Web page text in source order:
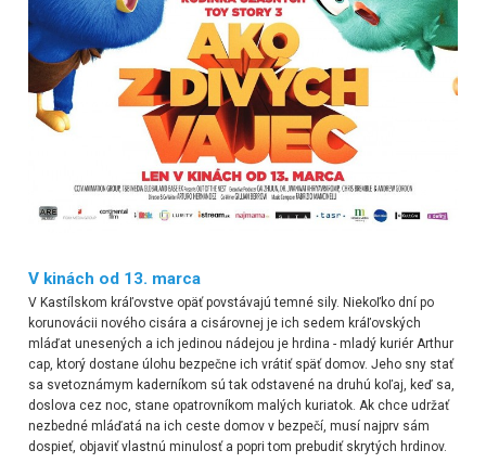
V kinách od 13. marca
V Kastílskom kráľovstve opäť povstávajú temné sily. Niekoľko dní po
korunovácii nového cisára a cisárovnej je ich sedem kráľovských
mláďat unesených a ich jedinou nádejou je hrdina - mladý kuriér Arthur
cap, ktorý dostane úlohu bezpečne ich vrátiť späť domov. Jeho sny stať
sa svetoznámym kaderníkom sú tak odstavené na druhú koľaj, keď sa,
doslova cez noc, stane opatrovníkom malých kuriatok. Ak chce udržať
nezbedné mláďatá na ich ceste domov v bezpečí, musí najprv sám
dospieť, objaviť vlastnú minulosť a popri tom prebudiť skrytých hrdinov.